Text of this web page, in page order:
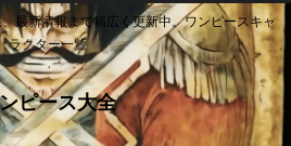
最新情報まで幅広く更新中。ワンピースキャ
ラクター一覧
ピース大全